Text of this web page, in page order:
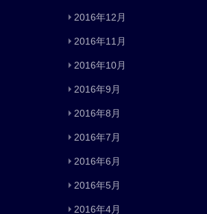
2016年12月
2016年11月
2016年10月
2016年9月
2016年8月
2016年7月
2016年6月
2016年5月
2016年4月